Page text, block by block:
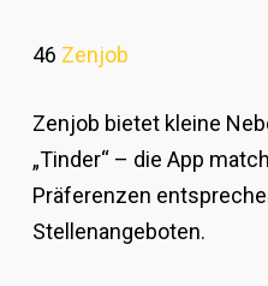
46 Zenjob
Zenjob bietet kleine
„Tinder“ – die App
Präferenzen
Stellenangeboten.